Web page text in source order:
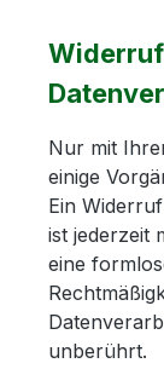
Nur mit
einige
Ein
ist jederzeit
eine
unberührt.